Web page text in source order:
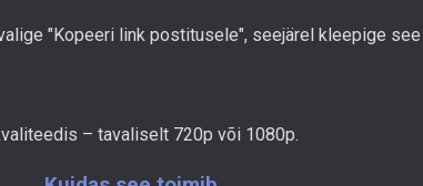
"Kopeeri link postitusele", seejärel kleepige see
– tavaliselt 720p või 1080p.